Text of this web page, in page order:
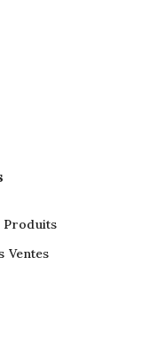
Produits
Ventes